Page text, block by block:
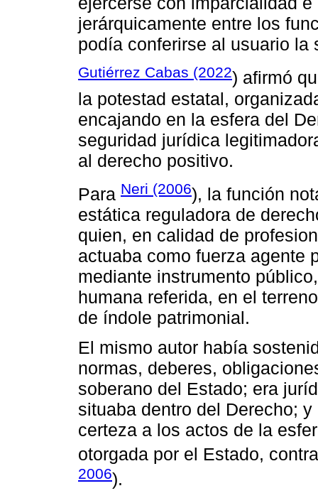
jerárquicamente entre los
podía conferirse al usuario la
Gutiérrez Cabas (2022) afirmó
la potestad estatal,
encajando en la esfera del
seguridad jurídica
al derecho positivo.
Para Neri (2006), la función
estática reguladora de
quien, en calidad de
actuaba como fuerza agente
mediante instrumento
humana referida, en el
de índole patrimonial.
El mismo autor había
normas, deberes,
soberano del Estado; era
situaba dentro del Derecho;
certeza a los actos de la
otorgada por el Estado,
2006).